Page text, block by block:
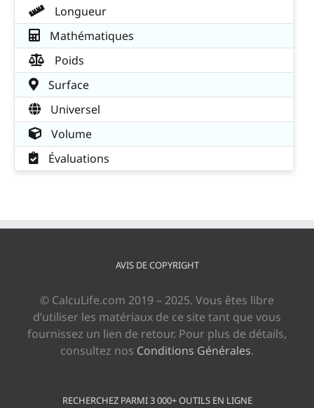
Longueur
Mathématiques
Poids
Surface
Universel
Volume
Évaluations
AVIS DE COPYRIGHT
© CalcuLife.com 2019 – 2025. Vous êtes libre
d’utiliser les matériaux de ce site tant que vous
fournissez un lien de retour. Pour plus de détails,
consultez nos Conditions Générales.
RECHERCHEZ PARMI 3 000+ OUTILS EN LIGNE